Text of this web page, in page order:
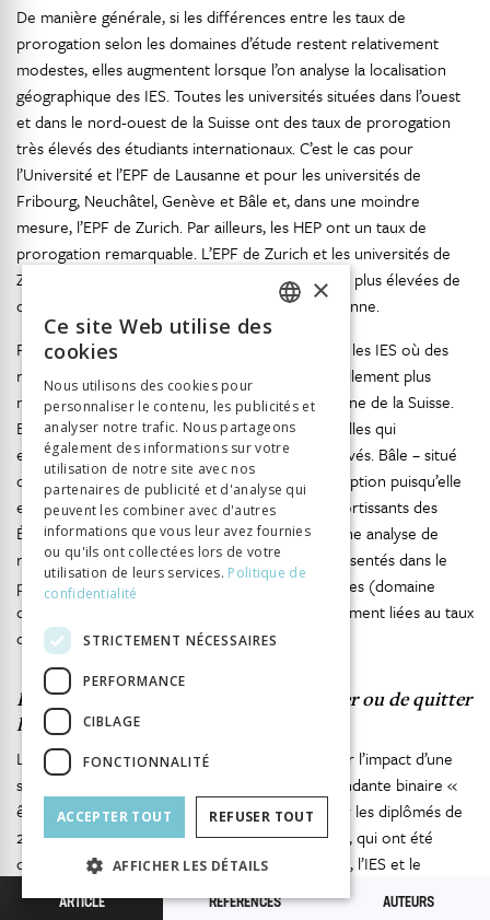
De manière générale, si les différences entre les taux de
prorogation selon les domaines d’étude restent relativement
modestes, elles augmentent lorsque l’on analyse la localisation
géographique des IES. Toutes les universités situées dans l’ouest
et dans le nord-ouest de la Suisse ont des taux de prorogation
très élevés des étudiants internationaux. C’est le cas pour
l’Université et l’EPF de Lausanne et pour les universités de
Fribourg, Neuchâtel, Genève et Bâle et, dans une moindre
mesure, l’EPF de Zurich. Par ailleurs, les HEP ont un taux de
prorogation remarquable. L’EPF de Zurich et les universités de
Zurich et de Bâle présentent les proportions les plus élevées de
doctorants ; elles sont suivies par l’EPF de Lausanne.
Pour résumer, il convient de relever que toutes les IES où des
ressortissants des États tiers sont proportionnellement plus
nombreux sont situées dans la partie francophone de la Suisse.
En même temps, ces IES sont principalement celles qui
enregistrent les taux de prorogation les plus élevés. Bâle – situé
dans la partie germanophone – fait office d’exception puisqu’elle
est également fortement choisie parmi les ressortissants des
États tiers. Finalement, nous avons procédé à une analyse de
régression logistique, dont les résultats sont présentés dans le
prochain chapitre, pour identifier quelles variables (domaine
d’étude, IES ou région d’origine) sont statistiquement liées au taux
de prorogation.
Facteurs influençant la décision de rester ou de quitter
la Suisse
Le but de l’analyse de régression est de mesurer l’impact d’une
série de facteurs explicatifs sur la variable dépendante binaire «
être présent en Suisse (ou non) » en 2014 pour les diplômés de
2012. Les variables indépendantes sélectionnées, qui ont été
décrites précédemment, sont la région d’origine, l’IES et le
ARTICLE RÉFÉRENCES AUTEURS
ITALIAN
×
Ce site Web utilise des
cookies
Nous utilisons des cookies pour
personnaliser le contenu, les publicités et
analyser notre trafic. Nous partageons
également des informations sur votre
utilisation de notre site avec nos
partenaires de publicité et d'analyse qui
peuvent les combiner avec d'autres
informations que vous leur avez fournies
ou qu'ils ont collectées lors de votre
utilisation de leurs services. Politique de
confidentialité
STRICTEMENT NÉCESSAIRES
PERFORMANCE
CIBLAGE
FONCTIONNALITÉ
ACCEPTER TOUT REFUSER TOUT
AFFICHER LES DÉTAILS